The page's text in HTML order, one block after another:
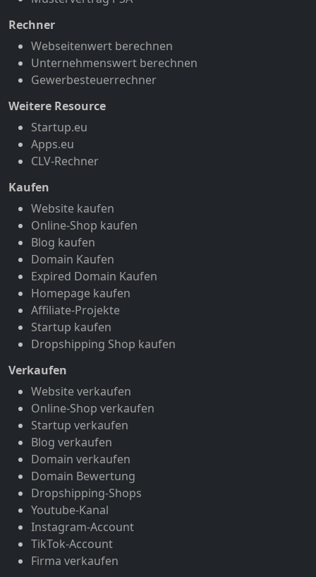
Rechner
Webseitenwert berechnen
Unternehmenswert berechnen
Gewerbesteuerrechner
Weitere Resource
Startup.eu
Apps.eu
CLV-Rechner
Kaufen
Website kaufen
Online-Shop kaufen
Blog kaufen
Domain Kaufen
Expired Domain Kaufen
Homepage kaufen
Affiliate-Projekte
Startup kaufen
Dropshipping Shop kaufen
Verkaufen
Website verkaufen
Online-Shop verkaufen
Startup verkaufen
Blog verkaufen
Domain verkaufen
Domain Bewertung
Dropshipping-Shops
Youtube-Kanal
Instagram-Account
TikTok-Account
Firma verkaufen